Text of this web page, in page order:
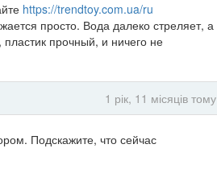
https://trendtoy.com.ua/ru
просто. Вода далеко стреляет, а
прочный, и ничего не
1 рік, 11 місяців тому
Подскажите, что сейчас